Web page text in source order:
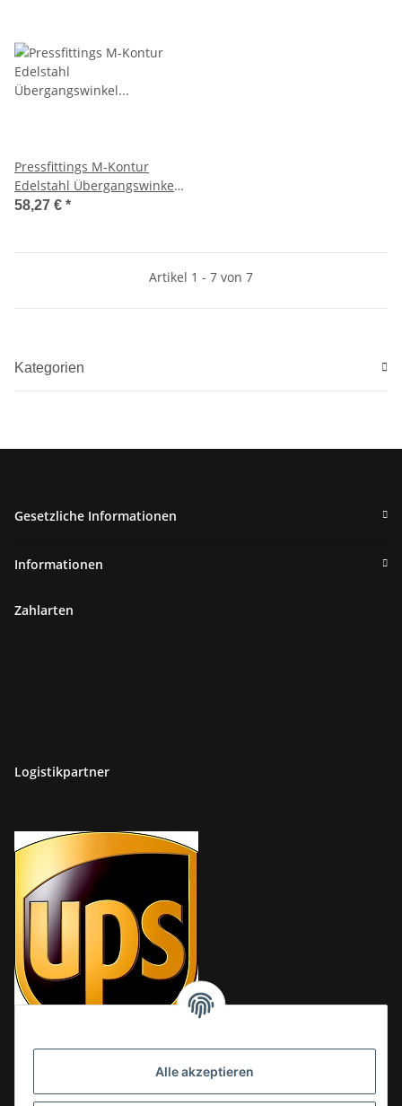
Alle akzeptieren
Pressfittings M-Kontur
Edelstahl Übergangswinkel
90° AG 54x2"
58,27 € *
Artikel 1 - 7 von 7
Kategorien
Gesetzliche Informationen
Informationen
Zahlarten
Logistikpartner